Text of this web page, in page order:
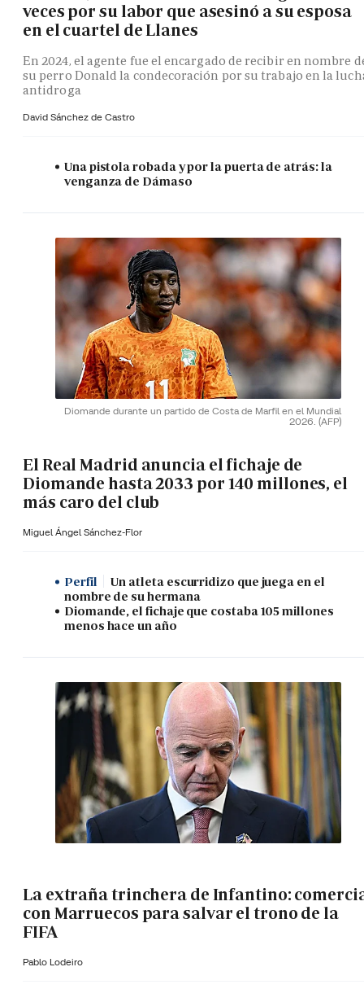
veces por su labor que asesinó a su esposa
en el cuartel de Llanes
En 2024, el agente fue el encargado de recibir en nombre
su perro Donald la condecoración por su trabajo en la
antidroga
David Sánchez de Castro
Una pistola robada y por la puerta de atrás: la
venganza de Dámaso
Diomande durante un partido de Costa de Marfil en el Mundial
2026. (AFP)
El Real Madrid anuncia el fichaje de
Diomande hasta 2033 por 140 millones, el
más caro del club
Miguel Ángel Sánchez-Flor
Perfil
Un atleta escurridizo que juega en el
nombre de su hermana
Diomande, el fichaje que costaba 105 millones
menos hace un año
La extraña trinchera de Infantino:
con Marruecos para salvar el trono de la
FIFA
Pablo Lodeiro